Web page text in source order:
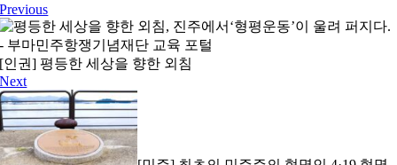
Previous
[인권] 평등한 세상을 향한 외침
Next